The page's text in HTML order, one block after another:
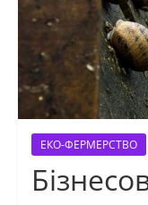
ЕКО-ФЕРМЕРСТВО